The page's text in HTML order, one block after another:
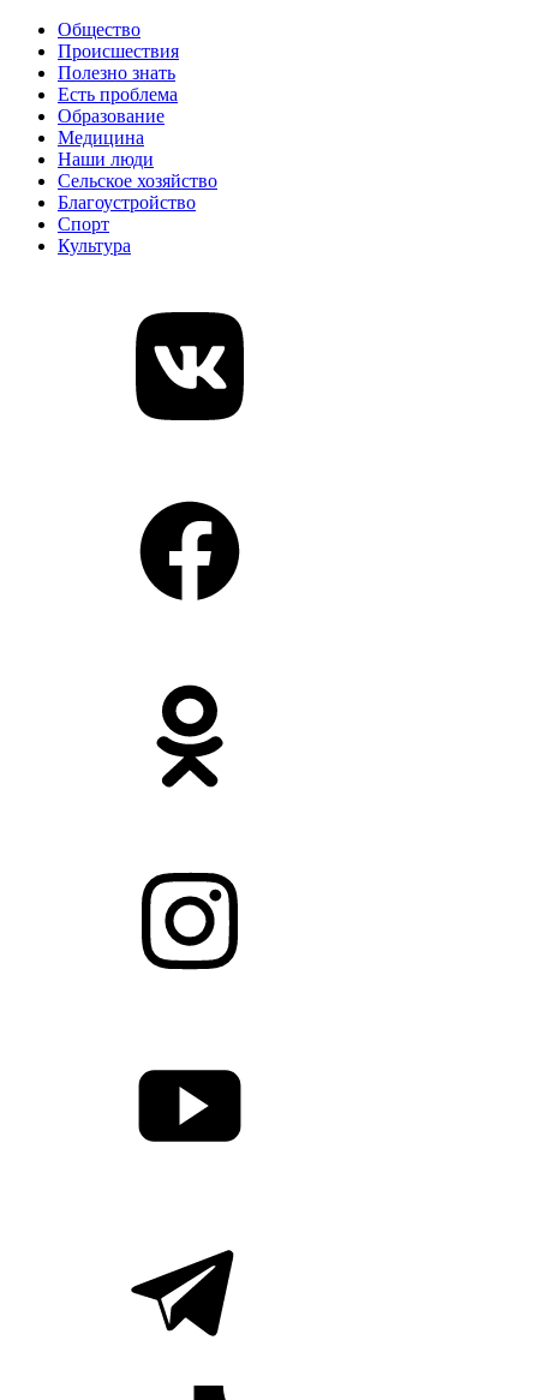
Общество
Происшествия
Полезно знать
Есть проблема
Образование
Медицина
Наши люди
Сельское хозяйство
Благоустройство
Спорт
Культура